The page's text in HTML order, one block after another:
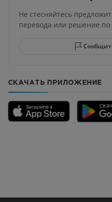
Не стесняйтесь
перевода или решение
СКАЧАТЬ ПРИЛОЖЕНИЕ